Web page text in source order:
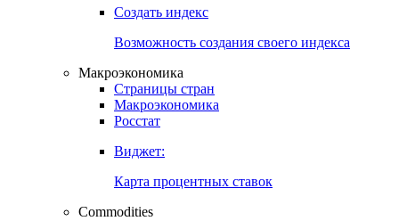
Курсы валют Центральных Банков
Ставки центральных банков
Создать индекс
Возможность создания своего индекса
Страницы стран
Росстат
Виджет: